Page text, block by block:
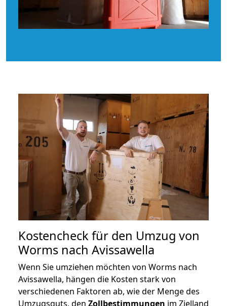
Kostencheck für den Umzug von
Worms nach Avissawella
Wenn Sie umziehen möchten von Worms nach
Avissawella, hängen die Kosten stark von
verschiedenen Faktoren ab, wie der Menge des
Umzugsguts, den Zollbestimmungen im Zielland